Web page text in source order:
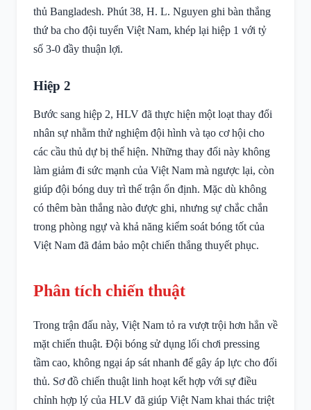
thủ Bangladesh. Phút 38, H. L. Nguyen ghi bàn thắng
thứ ba cho đội tuyển Việt Nam, khép lại hiệp 1 với tỷ
số 3-0 đầy thuận lợi.
Hiệp 2
Bước sang hiệp 2, HLV đã thực hiện một loạt thay đổi
nhân sự nhằm thử nghiệm đội hình và tạo cơ hội cho
các cầu thủ dự bị thể hiện. Những thay đổi này không
làm giảm đi sức mạnh của Việt Nam mà ngược lại, còn
giúp đội bóng duy trì thế trận ổn định. Mặc dù không
có thêm bàn thắng nào được ghi, nhưng sự chắc chắn
trong phòng ngự và khả năng kiểm soát bóng tốt của
Việt Nam đã đảm bảo một chiến thắng thuyết phục.
Phân tích chiến thuật
Trong trận đấu này, Việt Nam tỏ ra vượt trội hơn hẳn về
mặt chiến thuật. Đội bóng sử dụng lối chơi pressing
tầm cao, không ngại áp sát nhanh để gây áp lực cho đối
thủ. Sơ đồ chiến thuật linh hoạt kết hợp với sự điều
chỉnh hợp lý của HLV đã giúp Việt Nam khai thác triệt